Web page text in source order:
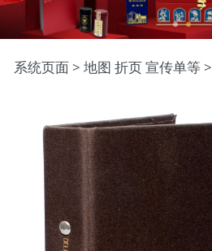
其他
系统页面> 地图 折页 宣传单等>